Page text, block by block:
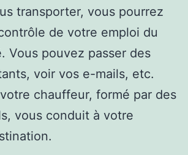
transporter, vous pourrez
de votre emploi du
Vous pouvez passer des
voir vos e-mails, etc.
chauffeur, formé par des
vous conduit à votre